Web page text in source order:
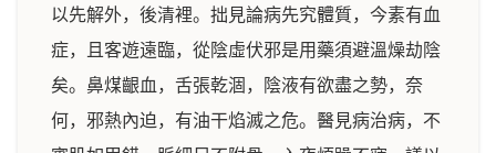
以先解外，後清裡。拙見論病先究體質，今素有血
症，且客遊遠臨，從陰虛伏邪是用藥須避溫燥劫陰
矣。鼻煤齦血，舌張乾涸，陰液有欲盡之勢，奈
何，邪熱內迫，有油干焰滅之危。醫見病治病，不